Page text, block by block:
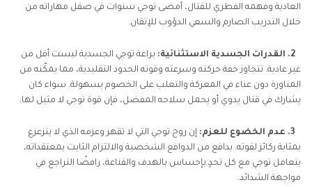
العادية وفهمه الفطري للقتال، أمضى توجي سنوات في صقل مهاراته من
خلال التدريب الصارم والسعي الدؤوب للإتقان.
2. القدرات الجسدية الاستثنائية:
براعة توجي الجسدية ليست أقل من
غير عادية. تتجاوز خفة حركته وسرعته وقوته الحدود التقليدية، مما يمكّنه من
المناورة دون عناء في المعركة والتغلب على الخصوم بسهولة. سواء كان
يشارك في قتال يدوي أو يحمل سلاحه المفضل، فإن قوة توجي لا مثيل لها.
3. عدم الخضوع للعزم:
إن روح توجي التي لا تقهر وعزمه الذي لا يتزعزع
بمثابة ركائز لقوته. بدافع من الدوافع الشخصية والالتزام الثابت بمعتقداته،
يتعامل توجي مع كل تحدٍ بإحساس بالهدف والقناعة، رافضًا التراجع في
مواجهة الشدائد.